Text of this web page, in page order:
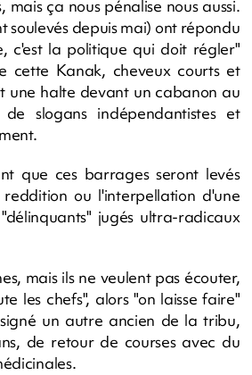
mais ça nous pénalise nous aussi.
soulevés depuis mai) ont répondu
c'est la politique qui doit régler"
cette Kanak, cheveux courts et
une halte devant un cabanon au
slogans indépendantistes et
que ces barrages seront levés
ou l'interpellation d'une
jugés ultra-radicaux
mais ils ne veulent pas écouter,
les chefs", alors "on laisse faire"
un autre ancien de la tribu,
de retour de courses avec du